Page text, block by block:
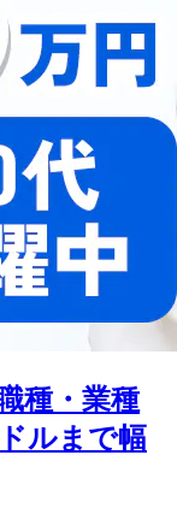
種・業種
ルまで幅